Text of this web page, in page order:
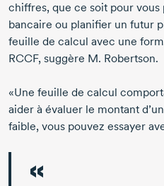
chiffres, que ce soit pour vous
bancaire ou planifier un futur
feuille de calcul avec une
RCCF, suggère M. Robertson.
«Une feuille de calcul
aider à évaluer le montant
faible, vous pouvez essayer